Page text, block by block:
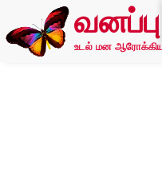
வனப்பு
உடல் மன